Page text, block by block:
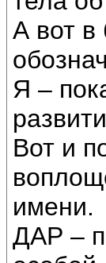
А вот в
Я –
Вот и
имени.
ДАР –